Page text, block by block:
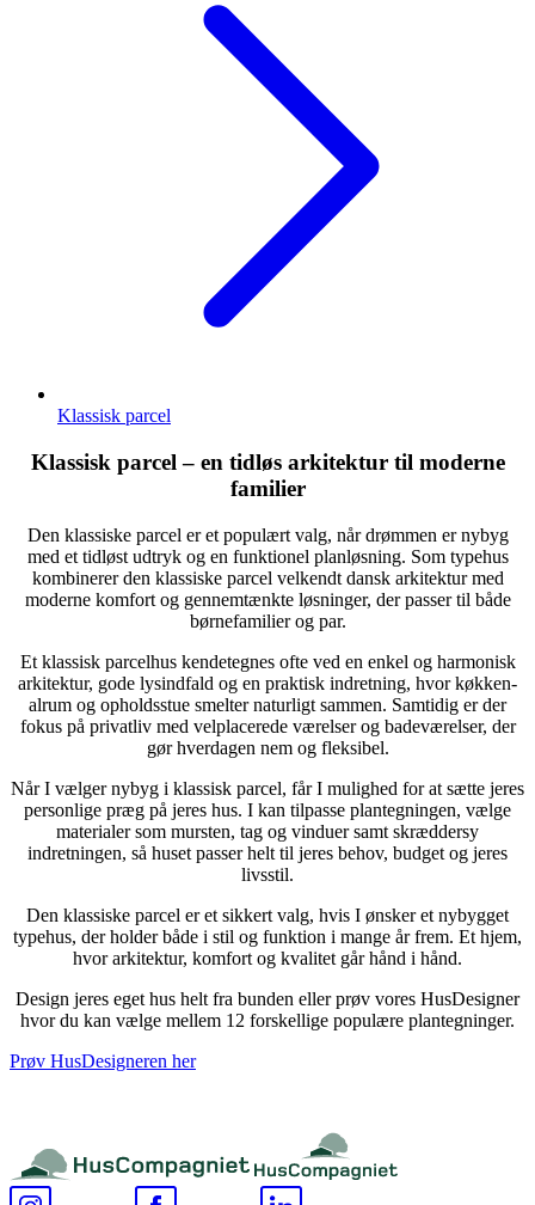
Klassisk parcel
Klassisk parcel – en tidløs arkitektur til moderne
familier
Den klassiske parcel er et populært valg, når drømmen er nybyg
med et tidløst udtryk og en funktionel planløsning. Som typehus
kombinerer den klassiske parcel velkendt dansk arkitektur med
moderne komfort og gennemtænkte løsninger, der passer til både
børnefamilier og par.
Et klassisk parcelhus kendetegnes ofte ved en enkel og harmonisk
arkitektur, gode lysindfald og en praktisk indretning, hvor køkken-
alrum og opholdsstue smelter naturligt sammen. Samtidig er der
fokus på privatliv med velplacerede værelser og badeværelser, der
gør hverdagen nem og fleksibel.
Når I vælger nybyg i klassisk parcel, får I mulighed for at sætte jeres
personlige præg på jeres hus. I kan tilpasse plantegningen, vælge
materialer som mursten, tag og vinduer samt skræddersy
indretningen, så huset passer helt til jeres behov, budget og jeres
livsstil.
Den klassiske parcel er et sikkert valg, hvis I ønsker et nybygget
typehus, der holder både i stil og funktion i mange år frem. Et hjem,
hvor arkitektur, komfort og kvalitet går hånd i hånd.
Design jeres eget hus helt fra bunden eller prøv vores HusDesigner
hvor du kan vælge mellem 12 forskellige populære plantegninger.
Prøv HusDesigneren her